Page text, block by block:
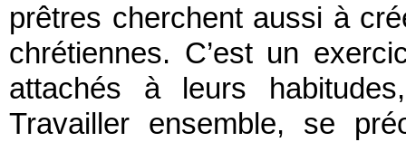
prêtres cherchent aussi à
chrétiennes. C’est un
attachés à leurs
Travailler ensemble, se